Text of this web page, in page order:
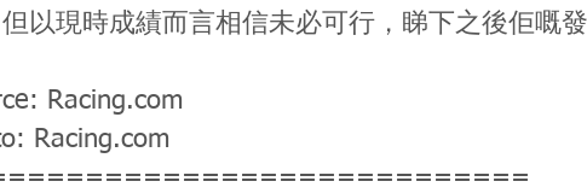
以現時成績而言相信未必可行，睇下之後佢嘅發
Racing.com
Racing.com